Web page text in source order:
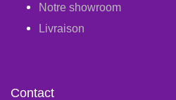
Notre showroom
Livraison
Contact